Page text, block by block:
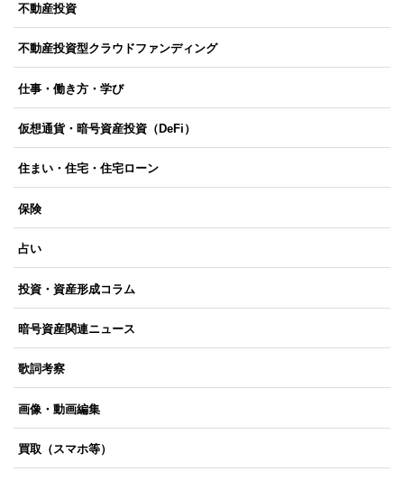
不動産投資
不動産投資型クラウドファンディング
仕事・働き方・学び
仮想通貨・暗号資産投資（DeFi）
住まい・住宅・住宅ローン
保険
占い
投資・資産形成コラム
暗号資産関連ニュース
歌詞考察
画像・動画編集
買取（スマホ等）